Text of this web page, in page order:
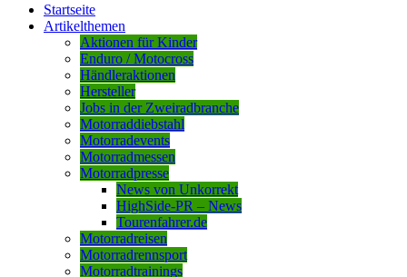
Startseite
Artikelthemen
Aktionen für Kinder
Enduro / Motocross
Händleraktionen
Hersteller
Jobs in der Zweiradbranche
Motorraddiebstahl
Motorradevents
Motorradmessen
Motorradpresse
News von Unkorrekt
HighSide-PR – News
Tourenfahrer.de
Motorradreisen
Motorradrennsport
Motorradtrainings